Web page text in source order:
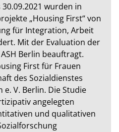
wurden in
„Housing First“ von
für Integration, Arbeit
Mit der Evaluation der
Berlin beauftragt.
First für Frauen
des Sozialdienstes
e. V. Berlin. Die Studie
angelegten
und qualitativen